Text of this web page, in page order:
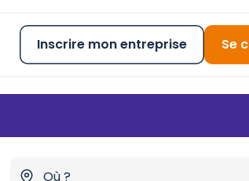
Inscrire mon entreprise Se